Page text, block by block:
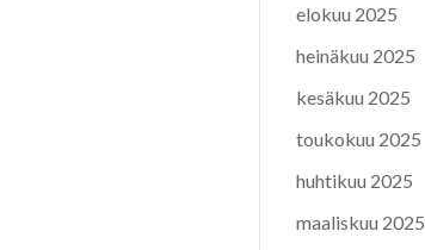
elokuu 2025
heinäkuu 2025
kesäkuu 2025
toukokuu 2025
huhtikuu 2025
maaliskuu 2025